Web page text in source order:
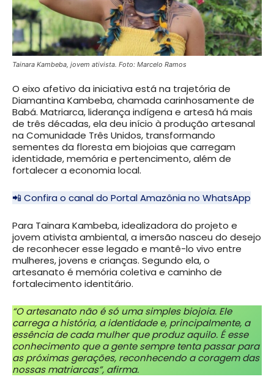
Tainara Kambeba, jovem ativista. Foto: Marcelo Ramos
O eixo afetivo da iniciativa está na trajetória de
Diamantina Kambeba, chamada carinhosamente de
Babá. Matriarca, liderança indígena e artesã há mais
de três décadas, ela deu início à produção artesanal
na Comunidade Três Unidos, transformando
sementes da floresta em biojoias que carregam
identidade, memória e pertencimento, além de
fortalecer a economia local.
📲 Confira o canal do Portal Amazônia no WhatsApp
Para Tainara Kambeba, idealizadora do projeto e
jovem ativista ambiental, a imersão nasceu do desejo
de reconhecer esse legado e mantê-lo vivo entre
mulheres, jovens e crianças. Segundo ela, o
artesanato é memória coletiva e caminho de
fortalecimento identitário.
“O artesanato não é só uma simples biojoia. Ele
carrega a história, a identidade e, principalmente, a
essência de cada mulher que produz aquilo. É esse
conhecimento que a gente sempre tenta passar para
as próximas gerações, reconhecendo a coragem das
nossas matriarcas”, afirma.